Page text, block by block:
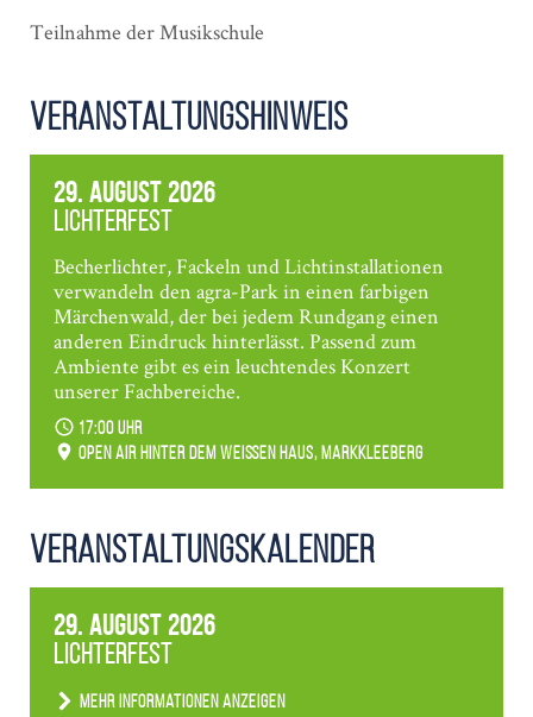
Teilnahme der Musikschule
Veranstaltungshinweis
29. August 2026
Lichterfest
Becherlichter, Fackeln und Lichtinstallationen
verwandeln den agra-Park in einen farbigen
Märchenwald, der bei jedem Rundgang einen
anderen Eindruck hinterlässt. Passend zum
Ambiente gibt es ein leuchtendes Konzert
unserer Fachbereiche.
17:00 Uhr
Open Air hinter dem weißen Haus, Markkleeberg
Veranstaltungs­kalender
29. August 2026
Lichterfest
Mehr Informationen anzeigen